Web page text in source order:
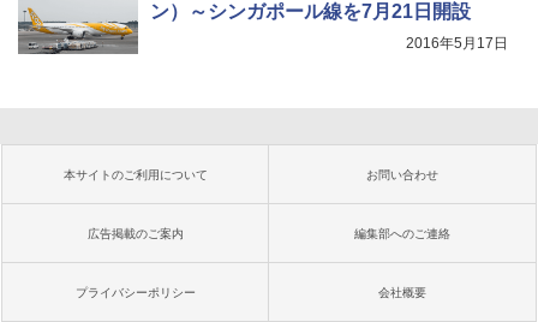
ン）～シンガポール線を7月21日開設
2016年5月17日
本サイトのご利用について お問い合わせ
広告掲載のご案内 編集部へのご連絡
プライバシーポリシー 会社概要